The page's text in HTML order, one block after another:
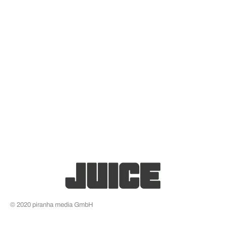
© 2020 piranha media GmbH